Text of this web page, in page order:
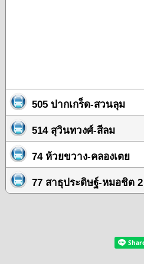
505 ปากเกร็ด-สวนลุม
514 สุวินทวงศ์-สีลม
74 ห้วยขวาง-คลองเตย
77 สาธุประดิษฐ์-หมอชิต 2